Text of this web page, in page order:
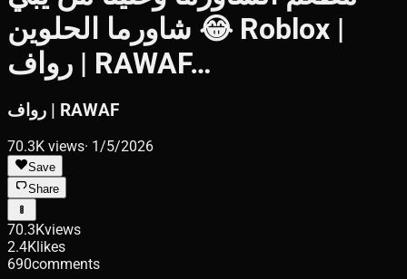
شاورما الحلوين 😂 Roblox |
رواف | RAWAF…
رواف | RAWAF
70.3K views· 1/5/2026
Save
Share
70.3Kviews
2.4Klikes
690comments